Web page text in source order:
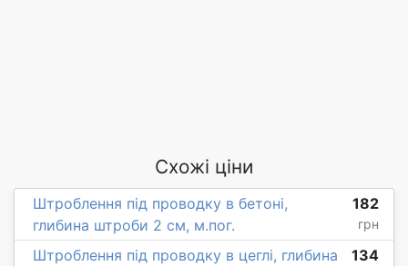
Схожі ціни
Штроблення під проводку в бетоні,
глибина штроби 2 см, м.пог.
182
грн
Штроблення під проводку в цеглі, глибина
134